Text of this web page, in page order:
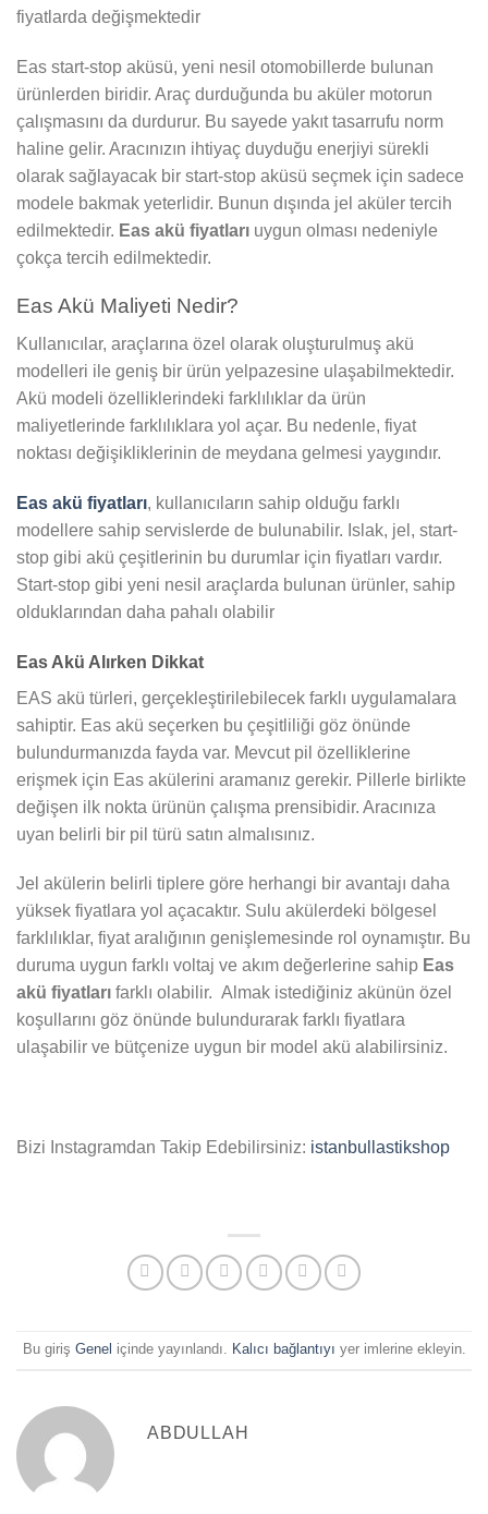
fiyatlarda değişmektedir
Eas start-stop aküsü, yeni nesil otomobillerde bulunan
ürünlerden biridir. Araç durduğunda bu aküler motorun
çalışmasını da durdurur. Bu sayede yakıt tasarrufu norm
haline gelir. Aracınızın ihtiyaç duyduğu enerjiyi sürekli
olarak sağlayacak bir start-stop aküsü seçmek için sadece
modele bakmak yeterlidir. Bunun dışında jel aküler tercih
edilmektedir. Eas akü fiyatları uygun olması nedeniyle
çokça tercih edilmektedir.
Eas Akü Maliyeti Nedir?
Kullanıcılar, araçlarına özel olarak oluşturulmuş akü
modelleri ile geniş bir ürün yelpazesine ulaşabilmektedir.
Akü modeli özelliklerindeki farklılıklar da ürün
maliyetlerinde farklılıklara yol açar. Bu nedenle, fiyat
noktası değişikliklerinin de meydana gelmesi yaygındır.
Eas akü fiyatları, kullanıcıların sahip olduğu farklı
modellere sahip servislerde de bulunabilir. Islak, jel, start-
stop gibi akü çeşitlerinin bu durumlar için fiyatları vardır.
Start-stop gibi yeni nesil araçlarda bulunan ürünler, sahip
olduklarından daha pahalı olabilir
Eas Akü Alırken Dikkat
EAS akü türleri, gerçekleştirilebilecek farklı uygulamalara
sahiptir. Eas akü seçerken bu çeşitliliği göz önünde
bulundurmanızda fayda var. Mevcut pil özelliklerine
erişmek için Eas akülerini aramanız gerekir. Pillerle birlikte
değişen ilk nokta ürünün çalışma prensibidir. Aracınıza
uyan belirli bir pil türü satın almalısınız.
Jel akülerin belirli tiplere göre herhangi bir avantajı daha
yüksek fiyatlara yol açacaktır. Sulu akülerdeki bölgesel
farklılıklar, fiyat aralığının genişlemesinde rol oynamıştır. Bu
duruma uygun farklı voltaj ve akım değerlerine sahip Eas
akü fiyatları farklı olabilir. Almak istediğiniz akünün özel
koşullarını göz önünde bulundurarak farklı fiyatlara
ulaşabilir ve bütçenize uygun bir model akü alabilirsiniz.
Bizi Instagramdan Takip Edebilirsiniz: istanbullastikshop
Bu giriş Genel içinde yayınlandı. Kalıcı bağlantıyı yer imlerine ekleyin.
ABDULLAH